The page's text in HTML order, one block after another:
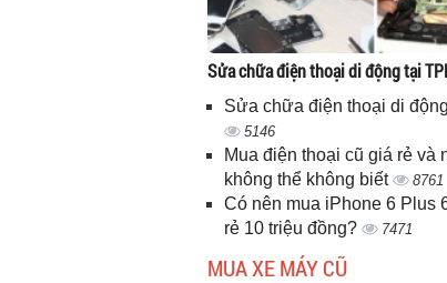
Sửa chữa điện thoại di động tại
Sửa chữa điện thoại di
5146
Mua điện thoại cũ giá rẻ và
không thể không biết
8761
Có nên mua iPhone 6 Plus
rẻ 10 triệu đồng?
7471
MUA XE MÁY CŨ